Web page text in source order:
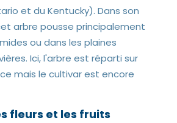
et du Kentucky). Dans son
arbre pousse principalement
ou dans les plaines
Ici, l'arbre est réparti sur
mais le cultivar est encore
fleurs et les fruits